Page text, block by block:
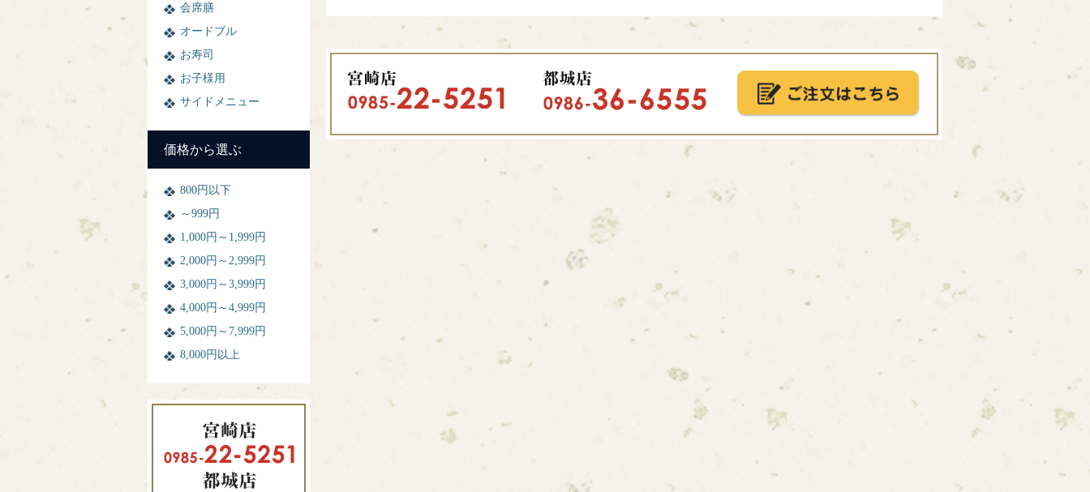
会席膳
オードブル
お寿司
お子様用
サイドメニュー
価格から選ぶ
800円以下
～999円
1,000円～1,999円
2,000円～2,999円
3,000円～3,999円
4,000円～4,999円
5,000円～7,999円
8,000円以上